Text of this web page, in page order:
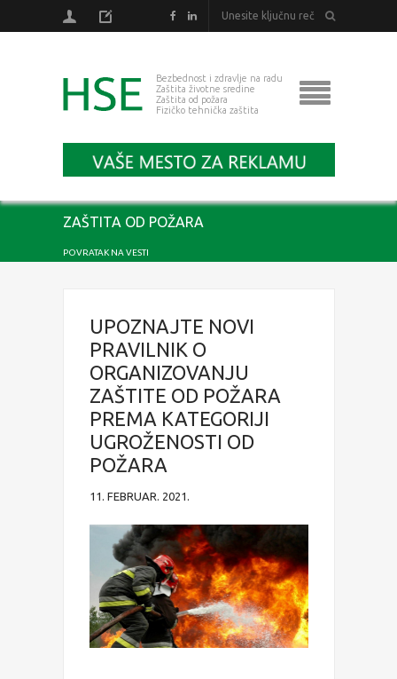
Bezbednost i zdravlje na radu
Zaštita životne sredine
Zaštita od požara
Fizičko tehnička zaštita
ZAŠTITA OD POŽARA
POVRATAK NA VESTI
UPOZNAJTE NOVI
PRAVILNIK O
ORGANIZOVANJU
ZAŠTITE OD POŽARA
PREMA KATEGORIJI
UGROŽENOSTI OD
POŽARA
11. FEBRUAR. 2021.